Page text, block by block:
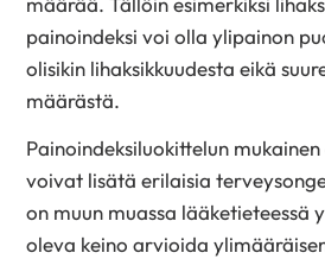
painoindeksi voi olla ylipainon
olisikin lihaksikkuudesta eikä
määrästä.
Painoindeksiluokittelun
voivat lisätä erilaisia
on muun muassa lääketieteessä
oleva keino arvioida